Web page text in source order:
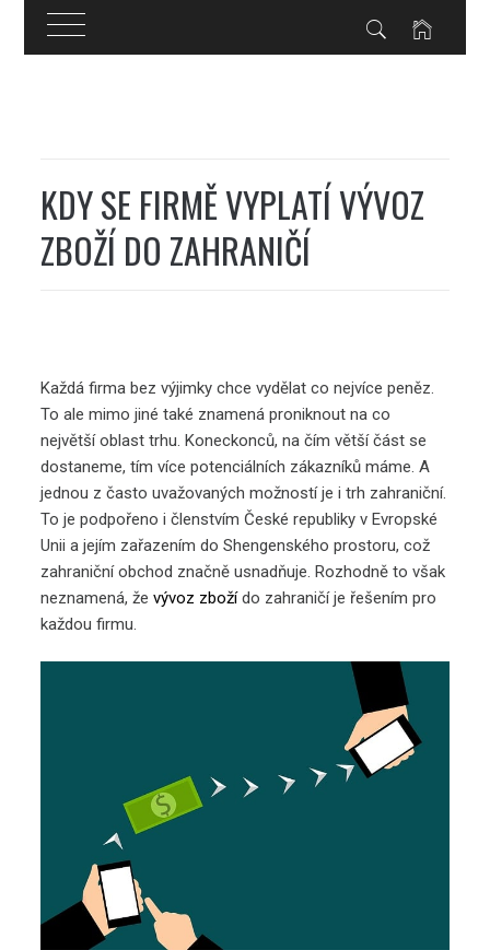
KDY SE FIRMĚ VYPLATÍ VÝVOZ
ZBOŽÍ DO ZAHRANIČÍ
Každá firma bez výjimky chce vydělat co nejvíce peněz.
To ale mimo jiné také znamená proniknout na co
největší oblast trhu. Koneckonců, na čím větší část se
dostaneme, tím více potenciálních zákazníků máme. A
jednou z často uvažovaných možností je i trh zahraniční.
To je podpořeno i členstvím České republiky v Evropské
Unii a jejím zařazením do Shengenského prostoru, což
zahraniční obchod značně usnadňuje. Rozhodně to však
neznamená, ževývoz zbožído zahraničí je řešením pro
každou firmu.